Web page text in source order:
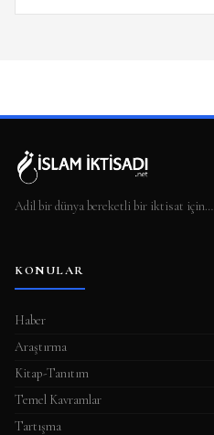
Adil bir dünya bereketli bir iktisat için…
KONULAR
Haber
Araştırma
Kitap-Tanıtım
Temel Kavramlar
Tartışma